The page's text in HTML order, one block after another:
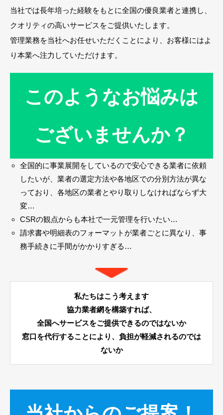
当社では長年培った経験をもとに全国の優良業者と連携し、
クオリティの高いサービスをご提供いたします。
管理業務を当社へお任せいただくことにより、お客様にはよ
り本業へ注力していただけます。
このようなお悩みは
ございませんか？
全国的に事業展開をしているので安心できる業者に依頼
したいが、業者の選定方法や各地区での分別方法が異な
っており、各地区の業者とやり取りしなければならず大
変…
CSRの観点からも本社で一元管理を行いたい…
請求書や明細表のフォーマットが業者ごとに異なり、事
務手続きに手間がかかりすぎる…
私たちはこう考えます
協力業者網を構築すれば、
全国へサービスをご提供できるのではないか
窓口を代行することにより、負担が軽減されるのでは
ないか